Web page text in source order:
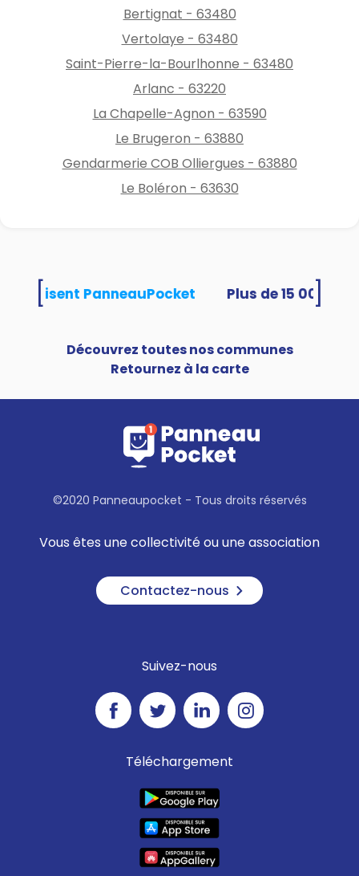
Bertignat - 63480
Vertolaye - 63480
Saint-Pierre-la-Bourlhonne - 63480
Arlanc - 63220
La Chapelle-Agnon - 63590
Le Brugeron - 63880
Gendarmerie COB Olliergues - 63880
Le Boléron - 63630
utilisent PanneauPocket
Découvrez toutes nos communes
Retournez à la carte
©2020 Panneaupocket - Tous droits réservés
Vous êtes une collectivité ou une association
Contactez-nous
Suivez-nous
Téléchargement